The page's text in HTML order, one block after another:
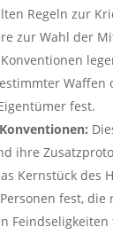
Regeln zur
zur Wahl der
Waffen
fest.
ihre
Kernstück des
fest,